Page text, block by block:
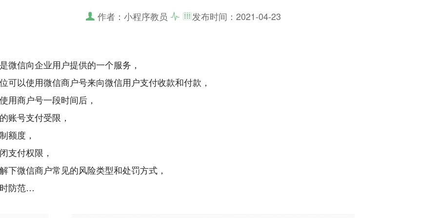
作者：小程序教员 发布时间： 2021-04-23
微信向企业用户提供的一个服务，
可以使用微信商户号来向微信用户支付收款和付款，
用商户号一段时间后，
账号支付受限，
额度，
支付权限，
下微信商户常见的风险类型和处罚方式，
防范…